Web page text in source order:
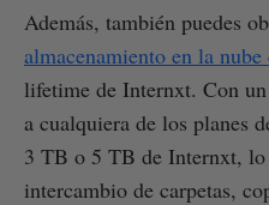
Además, también puedes
almacenamiento en la
lifetime de Internxt. Con
a cualquiera de los planes
3 TB o 5 TB de Internxt,
intercambio de carpetas,